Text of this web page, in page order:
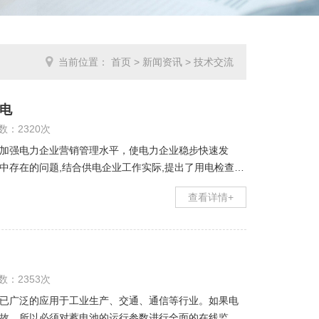
当前位置： 首页 > 新闻资讯 > 技术交流
：2320次
强电力企业营销管理水平，使电力企业稳步快速发
存在的问题,结合供电企业工作实际,提出了用电检查管
用电营业管理中的一个重要内容,同时用电
查看详情+
：2353次
广泛的应用于工业生产、交通、通信等行业。如果电